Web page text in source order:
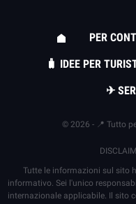
PER
🧳 IDEE PER
✈
© 2026 - 📍 Tutto
Tutte le informazioni sul sito
informativo. Sei l'unico
internazionale applicabile. Il sito